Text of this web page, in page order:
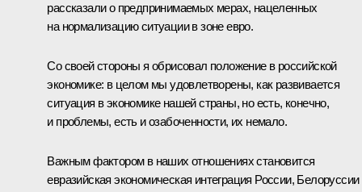
рассказали о предпринимаемых мерах, нацеленных
на нормализацию ситуации в зоне евро.
Со своей стороны я обрисовал положение в российской
экономике: в целом мы удовлетворены, как развивается
ситуация в экономике нашей страны, но есть, конечно,
и проблемы, есть и озабоченности, их немало.
Важным фактором в наших отношениях становится
евразийская экономическая интеграция России, Белоруссии